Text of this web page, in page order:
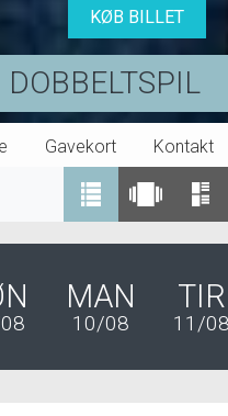
DOBBELTSPIL
KØB BILLET
Gavekort Kontakt
MAN
10/08
TIR
11/